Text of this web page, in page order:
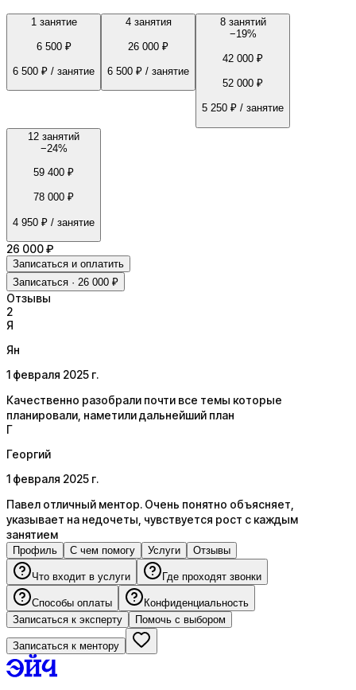
1 занятие
6 500 ₽
6 500 ₽ / занятие
4 занятия
26 000 ₽
6 500 ₽ / занятие
8 занятий
−19%
42 000 ₽
52 000 ₽
5 250 ₽ / занятие
12 занятий
−24%
59 400 ₽
78 000 ₽
4 950 ₽ / занятие
26 000 ₽
Записаться и оплатить
Записаться · 26 000 ₽
Отзывы
2
Я
Ян
1 февраля 2025 г.
Качественно разобрали почти все темы которые
планировали, наметили дальнейший план
Г
Георгий
1 февраля 2025 г.
Павел отличный ментор. Очень понятно объясняет,
указывает на недочеты, чувствуется рост с каждым
занятием
Профиль С чем помогу Услуги Отзывы
Что входит в услуги Где проходят звонки
Способы оплаты
Конфиденциальность
Записаться к эксперту
Помочь с выбором
Записаться к ментору